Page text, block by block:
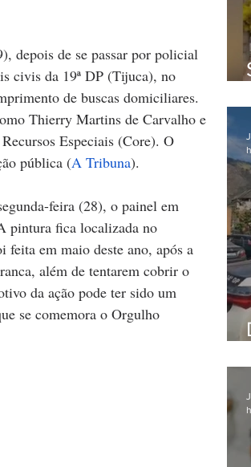
depois de se passar por policial
civis da 19ª DP (Tijuca), no
de buscas domiciliares.
Thierry Martins de Carvalho e
Especiais (Core). O
pública (A Tribuna).
feira (28), o painel em
pintura fica localizada no
em maio deste ano, após a
além de tentarem cobrir o
da ação pode ter sido um
se comemora o Orgulho